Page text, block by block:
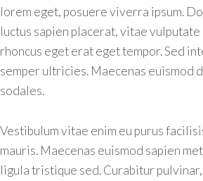
lorem eget, posuere viverra ipsum.
luctus sapien placerat, vitae
rhoncus eget erat eget tempor. Sed
semper ultricies. Maecenas euismod
sodales.
Vestibulum vitae enim eu purus
mauris. Maecenas euismod sapien
ligula tristique sed. Curabitur